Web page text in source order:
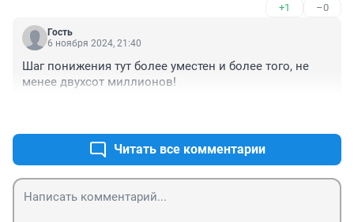
+1 –0
Гость
6 ноября 2024, 21:40
Шаг понижения тут более уместен и более того, не
менее двухсот миллионов!
Читать все комментарии